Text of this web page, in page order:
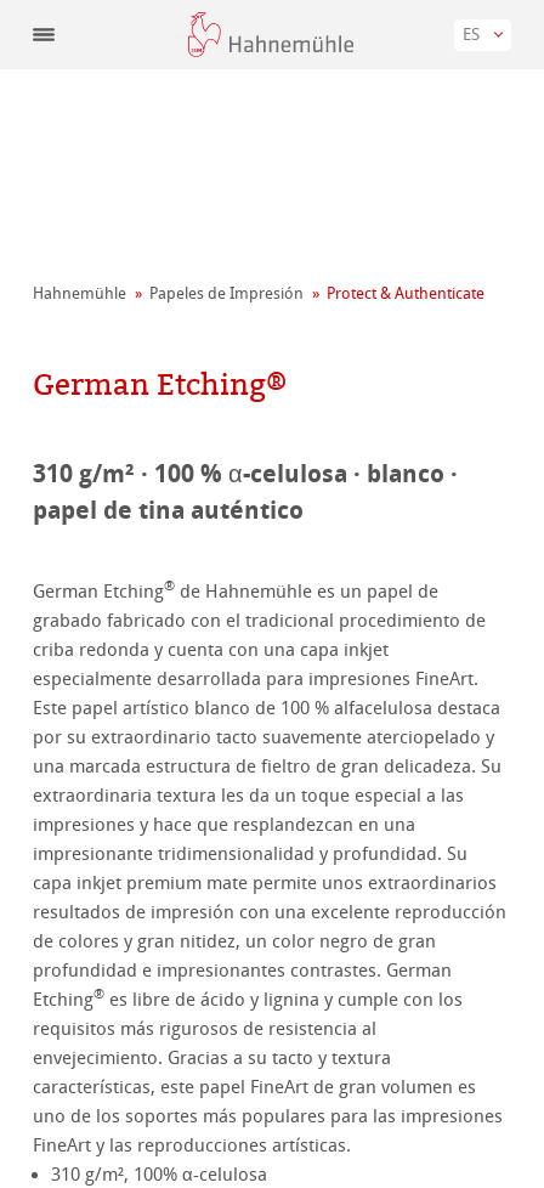
ES
Hahnemühle Papeles de Impresión Protect & Authenticate
German Etching®
310 g/m² · 100 % α-celulosa · blanco ·
papel de tina auténtico
German Etching® de Hahnemühle es un papel de
grabado fabricado con el tradicional procedimiento de
criba redonda y cuenta con una capa inkjet
especialmente desarrollada para impresiones FineArt.
Este papel artístico blanco de 100 % alfacelulosa destaca
por su extraordinario tacto suavemente aterciopelado y
una marcada estructura de fieltro de gran delicadeza. Su
extraordinaria textura les da un toque especial a las
impresiones y hace que resplandezcan en una
impresionante tridimensionalidad y profundidad. Su
capa inkjet premium mate permite unos extraordinarios
resultados de impresión con una excelente reproducción
de colores y gran nitidez, un color negro de gran
profundidad e impresionantes contrastes. German
Etching® es libre de ácido y lignina y cumple con los
requisitos más rigurosos de resistencia al
envejecimiento. Gracias a su tacto y textura
características, este papel FineArt de gran volumen es
uno de los soportes más populares para las impresiones
FineArt y las reproducciones artísticas.
310 g/m², 100% α-celulosa